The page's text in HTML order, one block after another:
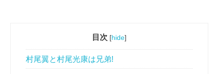
目次 [hide]
村尾翼と村尾光康は兄弟!